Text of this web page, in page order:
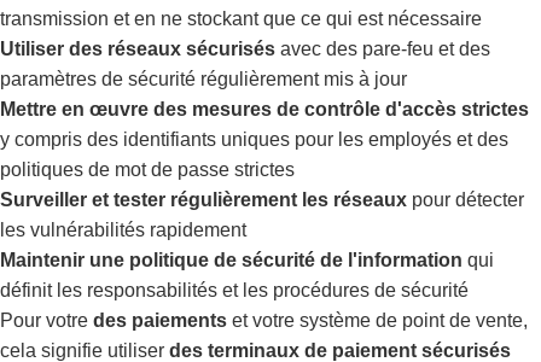
transmission et en ne stockant que ce qui est nécessaire
Utiliser des réseaux sécurisés avec des pare-feu et des
paramètres de sécurité régulièrement mis à jour
Mettre en œuvre des mesures de contrôle d'accès strictes
y compris des identifiants uniques pour les employés et des
politiques de mot de passe strictes
Surveiller et tester régulièrement les réseaux pour détecter
les vulnérabilités rapidement
Maintenir une politique de sécurité de l'information qui
définit les responsabilités et les procédures de sécurité
Pour votre des paiements et votre système de point de vente,
cela signifie utiliser des terminaux de paiement sécurisés